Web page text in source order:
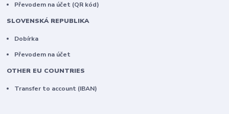
Převodem na účet (QR kód)
SLOVENSKÁ REPUBLIKA
Dobírka
Převodem na účet
OTHER EU COUNTRIES
Transfer to account (IBAN)